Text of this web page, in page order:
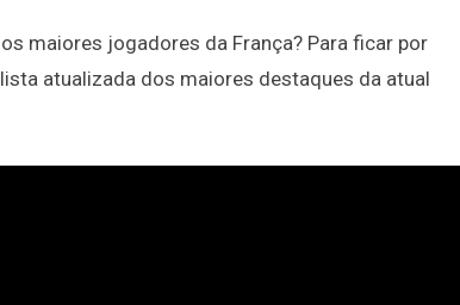
maiores jogadores da França? Para ficar por
atualizada dos maiores destaques da atual